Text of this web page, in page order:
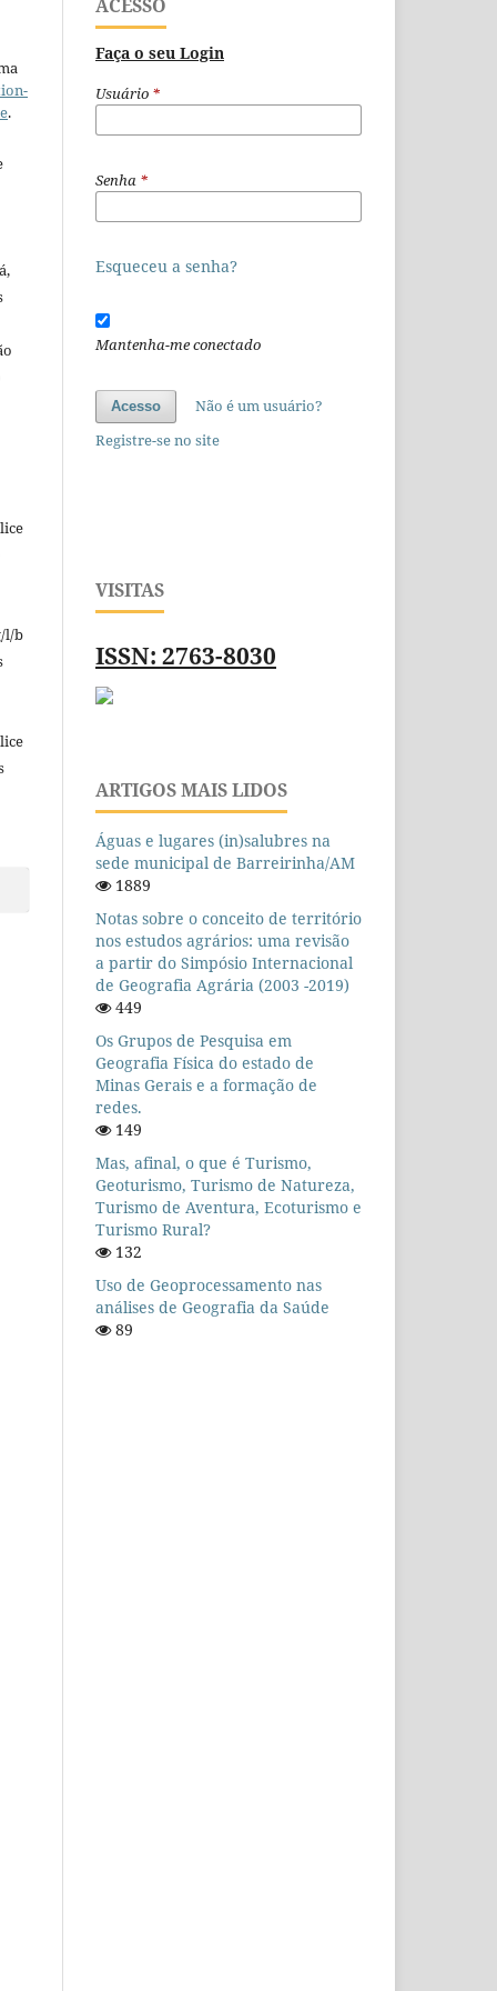
.
l/b
ACESSO
Faça o seu Login
Usuário *
Senha *
Esqueceu a senha?
Mantenha-me conectado
Acesso
Não é um usuário?
Registre-se no site
VISITAS
ISSN: 2763-8030
ARTIGOS MAIS LIDOS
Águas e lugares (in)salubres na
sede municipal de Barreirinha/AM
1889
Notas sobre o conceito de território
nos estudos agrários: uma revisão
a partir do Simpósio Internacional
de Geografia Agrária (2003 -2019)
449
Os Grupos de Pesquisa em
Geografia Física do estado de
Minas Gerais e a formação de
redes.
149
Mas, afinal, o que é Turismo,
Geoturismo, Turismo de Natureza,
Turismo de Aventura, Ecoturismo e
Turismo Rural?
132
Uso de Geoprocessamento nas
análises de Geografia da Saúde
89